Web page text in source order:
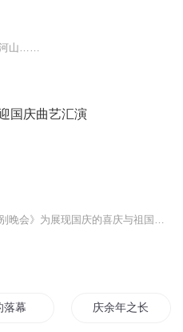
山……
国庆曲艺汇演
落幕 庆余年之长歌行